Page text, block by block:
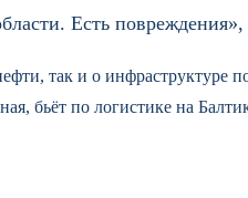
Есть
так и о инфраструктуре
бьёт по логистике на